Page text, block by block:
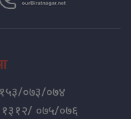
०७३/०७४
१३१२/ ०७५/०७६